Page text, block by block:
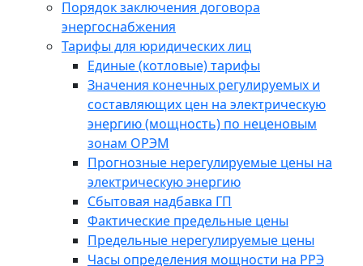
Порядок заключения договора
энергоснабжения
Тарифы для юридических лиц
Единые (котловые) тарифы
Значения конечных регулируемых и
составляющих цен на электрическую
энергию (мощность) по неценовым
зонам ОРЭМ
Прогнозные нерегулируемые цены на
электрическую энергию
Сбытовая надбавка ГП
Фактические предельные цены
Предельные нерегулируемые цены
Часы определения мощности на РРЭ